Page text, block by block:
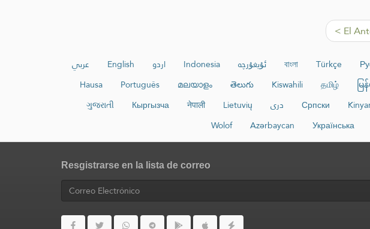
< El
عربي English اردو Indonesia ئۇيغۇرچە বাংলা Türkçe
Hausa
Português മലയാളം తెలుగు Kiswahili தமிழ் မြ
ગુજરાતી
Кыргызча नेपाली Lietuvių دری Српски
Wolof
Azərbaycan Українська
Resgistrarse en la lista de correo